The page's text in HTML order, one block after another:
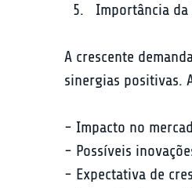
Importância da
A crescente
sinergias positivas.
- Impacto no
- Possíveis
- Expectativa de